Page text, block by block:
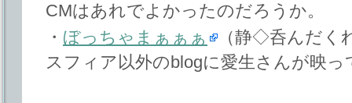
CMはあれでよかったのだろうか。
・ ぼっちゃまぁぁぁ
（静◇呑んだく
スフィア以外のblogに愛生さんが映っ